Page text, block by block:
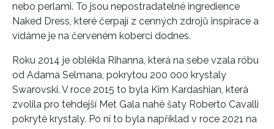
nebo perlami. To jsou nepostradatelné ingredience
Naked Dress, které čerpají z cenných zdrojů inspirace a
vídáme je na červeném koberci dodnes.
Roku 2014 je oblékla Rihanna, která na sebe vzala róbu
od Adama Selmana, pokrytou 200 000 krystaly
Swarovski. V roce 2015 to byla Kim Kardashian, která
zvolila pro tehdejší Met Gala nahé šaty Roberto Cavalli
pokryté krystaly. Po ní to byla například v roce 2021 na